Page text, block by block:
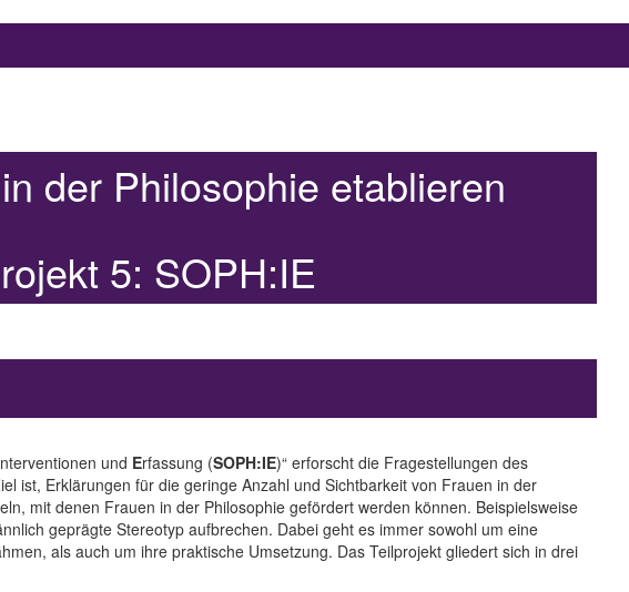
der Philosophie etablieren
5: SOPH:IE
nterventionen und Erfassung (SOPH:IE)“ erforscht die Fragestellungen des
ist, Erklärungen für die geringe Anzahl und Sichtbarkeit von Frauen in der
mit denen Frauen in der Philosophie gefördert werden können. Beispielsweise
geprägte Stereotyp aufbrechen. Dabei geht es immer sowohl um eine
als auch um ihre praktische Umsetzung. Das Teilprojekt gliedert sich in drei